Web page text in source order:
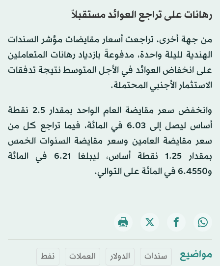
رهانات على تراجع العوائد مستقبلاً
من جهة أخرى، تراجعت أسعار مقايضات مؤشر السندات
الهندية لليلة واحدة، مدفوعةً بازدياد رهانات المتعاملين
على انخفاض العوائد في الأجل المتوسط نتيجة تدفقات
الاستثمار الأجنبي المحتملة.
وانخفض سعر مقايضة العام الواحد بمقدار 2.5 نقطة
أساس ليصل إلى 6.03 في المائة، فيما تراجع كل من
سعر مقايضة العامين وسعر مقايضة السنوات الخمس
بمقدار 1.25 نقطة أساس، ليبلغا 6.21 في المائة
و6.4550 في المائة على التوالي.
مواضيع سندات الدولار العملات
نفط